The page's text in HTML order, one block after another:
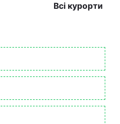
Всі курорти